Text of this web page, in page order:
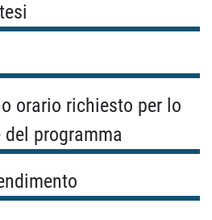
orario richiesto per lo
programma